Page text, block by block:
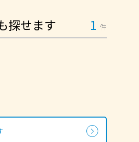
探せます 1 件